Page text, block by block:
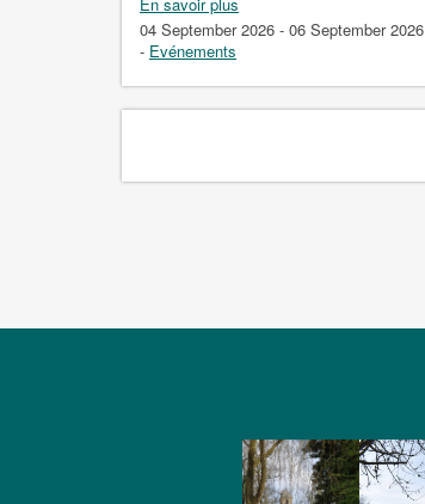
04 September 2026 - 06 September 2026
- Evénements